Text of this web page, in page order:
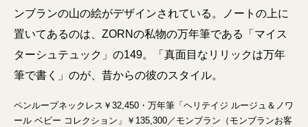
ンブランの山の絵がデザインされている。ノートの上に
置いてあるのは、ZORNの私物の万年筆である「マイス
ターシュテュック」の149。「真面目なリリックは万年
筆で書く」のが、昔からの彼のスタイル。
ペンループネックレス￥32,450・万年筆「ヘリテイジ ルージュ＆ノワ
ール ベビー コレクション」￥135,300／モンブラン（モンブランお客